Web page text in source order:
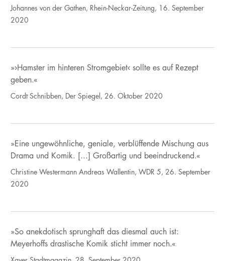
Johannes von der Gathen, Rhein-Neckar-Zeitung, 16. September
2020
»›Hamster im hinteren Stromgebiet‹ sollte es auf Rezept
geben.«
Cordt Schnibben, Der Spiegel, 26. Oktober 2020
»Eine ungewöhnliche, geniale, verblüffende Mischung aus
Drama und Komik. [...] Großartig und beeindruckend.«
Christine Westermann Andreas Wallentin, WDR 5, 26. September
2020
»So anekdotisch sprunghaft das diesmal auch ist:
Meyerhoffs drastische Komik sticht immer noch.«